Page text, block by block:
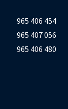
965 406 454
965 407 056
965 406 480